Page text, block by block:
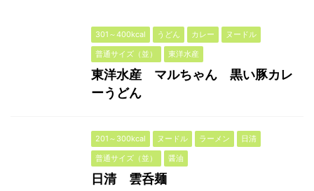
301～400kcal うどん カレー
ヌードル
普通サイズ（並）
東洋水産
東洋水産 マルちゃん 黒い豚カレ
ーうどん
201～300kcal ヌードル ラーメン
日清
普通サイズ（並）
醤油
日清 雲呑麺